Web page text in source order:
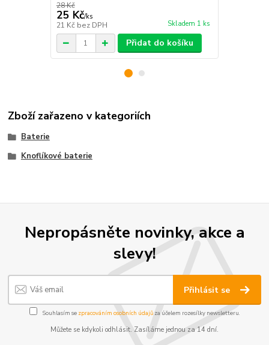
28 Kč
25 Kč/ks
21 Kč bez DPH Skladem 1 ks
Přidat do košíku
Zboží zařazeno v kategoriích
Baterie
Knoflíkové baterie
Nepropásněte novinky, akce a
slevy!
Přihlásit se
Souhlasím se zpracováním osobních údajůza účelem rozesílky newsletteru.
Můžete se kdykoli odhlásit. Zasíláme jednou za 14 dní.